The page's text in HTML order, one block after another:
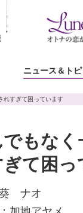
ニュース ＆ト
れすぎて困っています
でもな
て困っ
ナオ